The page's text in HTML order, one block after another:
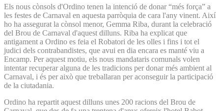
Els nous cònsols d'Ordino tenen la intenció de donar “més força” a
les festes de Carnaval en aquesta parròquia de cara l'any vinent. Així
ho ha assegurat la cònsol menor, Gemma Riba, durant la celebració
del Brou de Carnaval d'aquest dilluns. Riba ha explicat que
antigament a Ordino es feia el Robatori de les olles i fins i tot el
judici dels contrabandistes, que avui en dia encara es manté viu a
Encamp. Per aquest motiu, els nous mandataris comunals volen
intentar recuperar alguna de les tradicions per donar més ambient al
Carnaval, i és per això que treballaran per aconseguir la participació
de la ciutadania.
Ordino ha repartit aquest dilluns unes 200 racions del Brou de